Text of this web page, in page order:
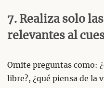
7. Realiza solo
relevantes al
Omite preguntas como:
libre?, ¿qué piensa de la